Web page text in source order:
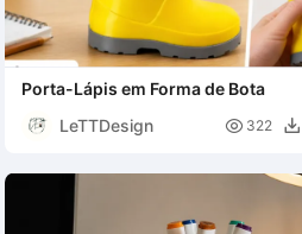
Porta-Lápis em Forma de Bota
LeTTDesign
 322 